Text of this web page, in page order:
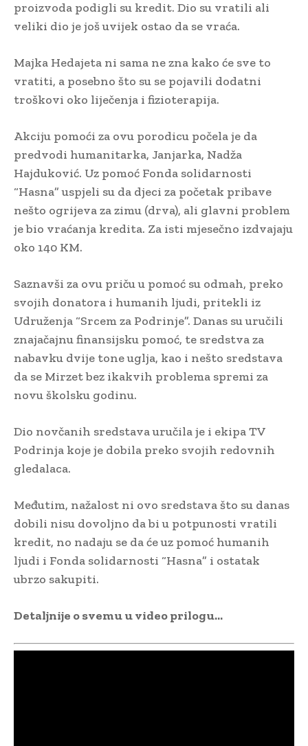
proizvoda podigli su kredit. Dio su vratili ali
veliki dio je još uvijek ostao da se vraća.
Majka Hedajeta ni sama ne zna kako će sve to
vratiti, a posebno što su se pojavili dodatni
troškovi oko liječenja i fizioterapija.
Akciju pomoći za ovu porodicu počela je da
predvodi humanitarka, Janjarka, Nadža
Hajduković. Uz pomoć Fonda solidarnosti
“Hasna” uspjeli su da djeci za početak pribave
nešto ogrijeva za zimu (drva), ali glavni problem
je bio vraćanja kredita. Za isti mjesečno izdvajaju
oko 140 KM.
Saznavši za ovu priču u pomoć su odmah, preko
svojih donatora i humanih ljudi, pritekli iz
Udruženja “Srcem za Podrinje”. Danas su uručili
znajačajnu finansijsku pomoć, te sredstva za
nabavku dvije tone uglja, kao i nešto sredstava
da se Mirzet bez ikakvih problema spremi za
novu školsku godinu.
Dio novčanih sredstava uručila je i ekipa TV
Podrinja koje je dobila preko svojih redovnih
gledalaca.
Međutim, nažalost ni ovo sredstava što su danas
dobili nisu dovoljno da bi u potpunosti vratili
kredit, no nadaju se da će uz pomoć humanih
ljudi i Fonda solidarnosti “Hasna” i ostatak
ubrzo sakupiti.
Detaljnije o svemu u video prilogu…